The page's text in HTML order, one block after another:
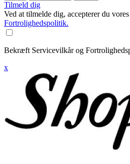
Tilmeld dig
Ved at tilmelde dig, accepterer du vores
Fortrolighedspolitik.
Bekræft Servicevilkår og
x